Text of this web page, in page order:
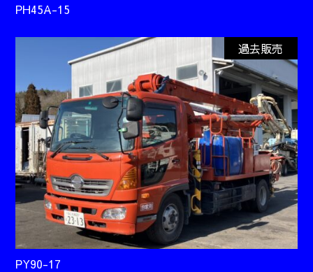
PH45A-15
過去販売
PY90-17